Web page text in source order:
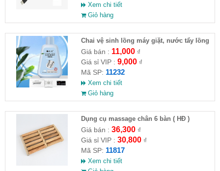
Xem chi tiết
Giỏ hàng
Chai vệ sinh lồng máy giặt, nước tẩy lồng
máy giặt CLEANING FLUID
Giá bán : 11,000₫
Giá sỉ VIP : 9,000₫
Mã SP: 11232
Xem chi tiết
Giỏ hàng
Dụng cụ massage chân 6 bàn ( HĐ )
Giá bán : 36,300₫
Giá sỉ VIP : 30,800₫
Mã SP: 11817
Xem chi tiết